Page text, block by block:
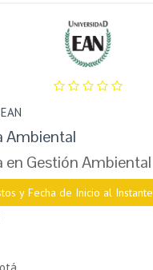
Ambiental
en Gestión Ambiental
y Fecha de Inicio al Instante